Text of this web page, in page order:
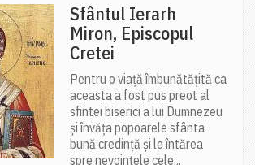
Sfântul Ierarh
Miron, Episcopul
Cretei
Pentru o viață îmbunătățită ca
aceasta a fost pus preot al
sfintei biserici a lui Dumnezeu
și învăța popoarele sfânta
bună credință și le întărea
spre nevoințele cele...